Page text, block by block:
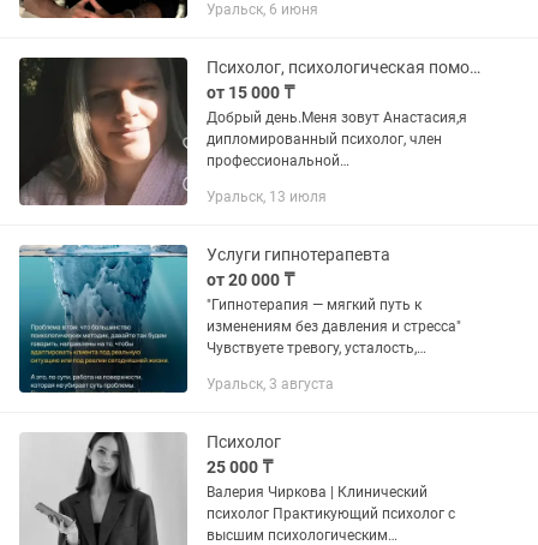
жизни. В своей работе я опираюсь на
Уральск, 6 июня
Психолог, психологическая помощь, КПТ
от 15 000 ₸
Добрый день.Меня зовут Анастасия,я
дипломированный психолог, член
профессиональной
Профессиональная психологическая
жизненную...
Уральск, 13 июля
Услуги гипнотерапевта
от 20 000 ₸
"Гипнотерапия — мягкий путь к
изменениям без давления и стресса"
Чувствуете тревогу, усталость,
можете справиться с привычками?
глубоко...
Уральск, 3 августа
Психолог
25 000 ₸
Валерия Чиркова | Клинический
психолог Практикующий психолог с
высшим психологическим